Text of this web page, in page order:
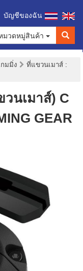
บัญชีของฉัน
มวดหมู่สินค้า
มมิ่ง ที่แขวนเมาส์ :
วนเมาส์) C
GEAR